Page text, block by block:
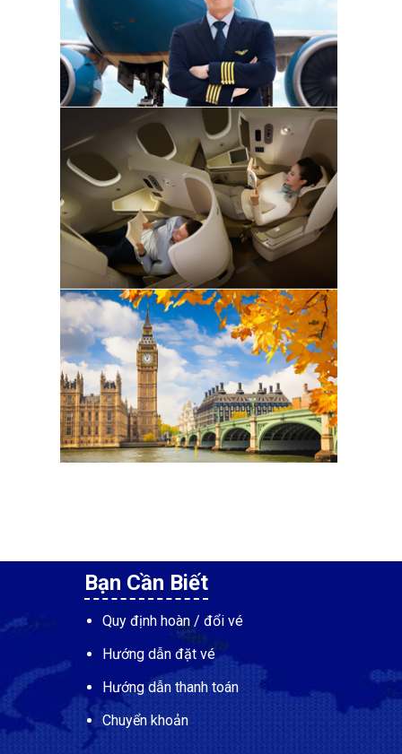
Bạn Cần Biết
Quy định hoàn / đổi vé
Hướng dẫn đặt vé
Hướng dẫn thanh toán
Chuyển khoản